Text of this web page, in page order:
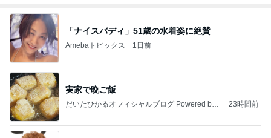
「ナイスバディ」51歳の水着姿に絶賛
Amebaトピックス 1日前
実家で晩ご飯
だいたひかるオフィシャルブログ Powered by
23時間前